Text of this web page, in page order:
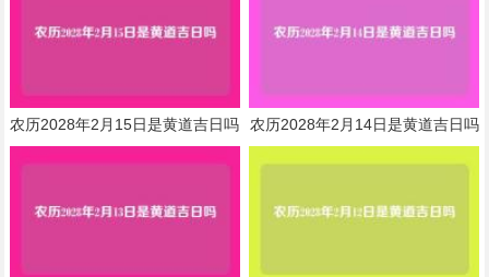
农历2028年2月15日是黄道吉日吗 农历2028年2月14日是黄道吉日吗